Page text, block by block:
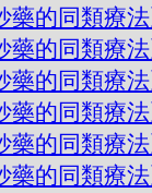
藥的同類療
藥的同類療
藥的同類療
藥的同類療
藥的同類療
藥的同類療